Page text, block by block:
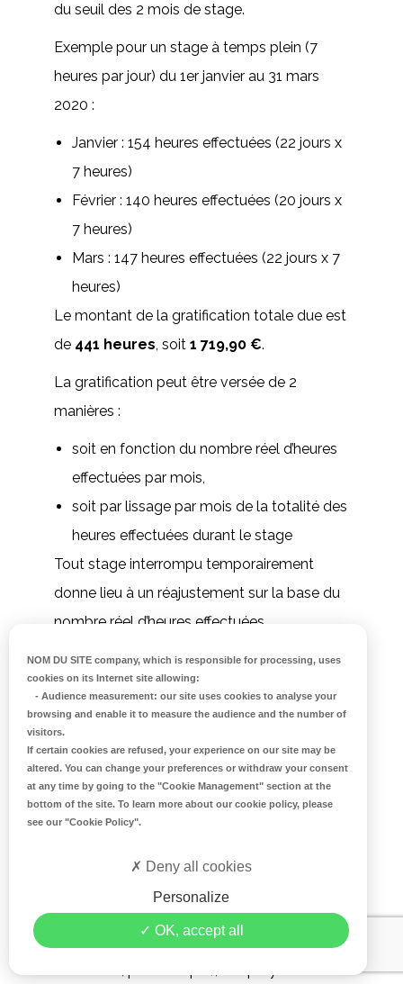
du seuil des 2 mois de stage.
Exemple pour un stage à temps plein (7
heures par jour) du 1er janvier au 31 mars
2020 :
Janvier : 154 heures effectuées (22 jours x
7 heures)
Février : 140 heures effectuées (20 jours x
7 heures)
Mars : 147 heures effectuées (22 jours x 7
heures)
Le montant de la gratification totale due est
de 441 heures, soit 1 719,90 €.
La gratification peut être versée de 2
manières :
soit en fonction du nombre réel d’heures
effectuées par mois,
soit par lissage par mois de la totalité des
heures effectuées durant le stage
Tout stage interrompu temporairement
donne lieu à un réajustement sur la base du
nombre réel d’heures effectuées.
Tout stage définitivement interrompu fait
l’objet d’un régularisation globale selon le
nombre d’heures effectuées.
Sanctions
En cas de non-respect des règles
interdiction de confier au stagiaire des
tâches dangereuses, désignation obligatoire
NOM DU SITE company, which is responsible for processing, uses
cookies on its Internet site allowing:
- Audience measurement: our site uses cookies to analyse your
browsing and enable it to measure the audience and the number of
visitors.
If certain cookies are refused, your experience on our site may be
altered. You can change your preferences or withdraw your consent
at any time by going to the "Cookie Management" section at the
bottom of the site. To learn more about our cookie policy, please
see our "Cookie Policy".
OK, accept all
Personalize
Deny all cookies